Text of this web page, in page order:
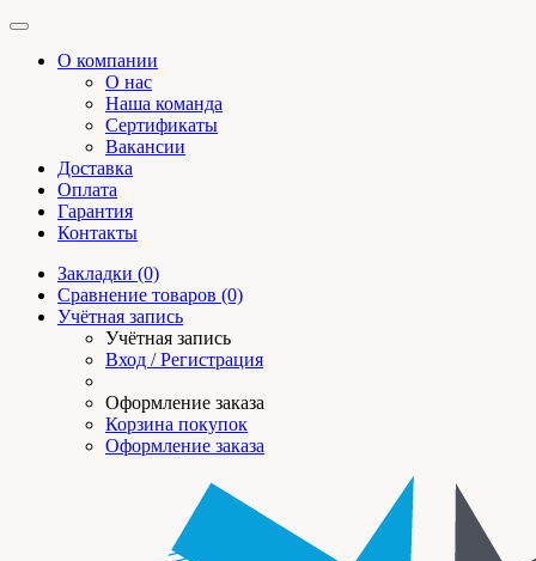
О компании
О нас
Наша команда
Сертификаты
Вакансии
Доставка
Оплата
Гарантия
Контакты
Закладки (0)
Сравнение товаров (0)
Учётная запись
Учётная запись
Вход / Регистрация
Оформление заказа
Корзина покупок
Оформление заказа